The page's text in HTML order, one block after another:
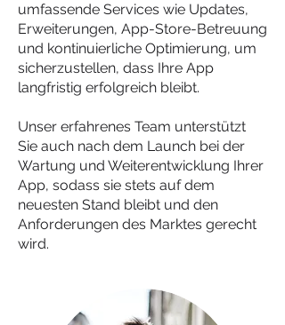
umfassende Services wie Updates,
Erweiterungen, App-Store-Betreuung
und kontinuierliche Optimierung, um
sicherzustellen, dass Ihre App
langfristig erfolgreich bleibt.
Unser erfahrenes Team unterstützt
Sie auch nach dem Launch bei der
Wartung und Weiterentwicklung Ihrer
App, sodass sie stets auf dem
neuesten Stand bleibt und den
Anforderungen des Marktes gerecht
wird.